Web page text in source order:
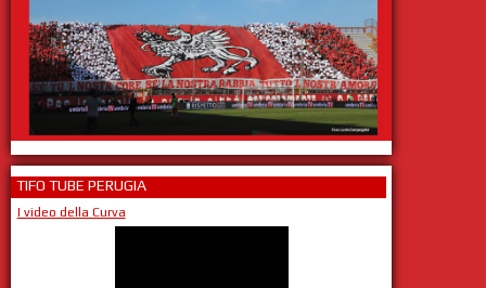
TIFO TUBE PERUGIA
I video della Curva